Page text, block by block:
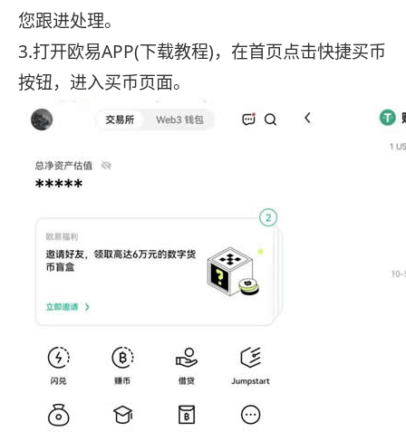
您跟进处理。
3.打开欧易APP(下载教程)，在首页点击快捷买币
按钮，进入买币页面。